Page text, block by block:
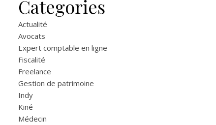
Categories
Actualité
Avocats
Expert comptable en ligne
Fiscalité
Freelance
Gestion de patrimoine
Indy
Kiné
Médecin